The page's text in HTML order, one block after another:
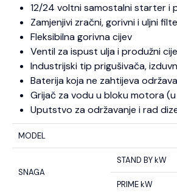
12/24 voltni samostalni starter i
Zamjenjivi zračni, gorivni i uljni
Fleksibilna gorivna cijev
Ventil za ispust ulja i produžni
Industrijski tip prigušivača,
Baterija koja ne zahtijeva
Grijač za vodu u bloku motora
Uputstvo za održavanje i rad
MODEL
SNAGA
STAND BY kW
PRIME kW